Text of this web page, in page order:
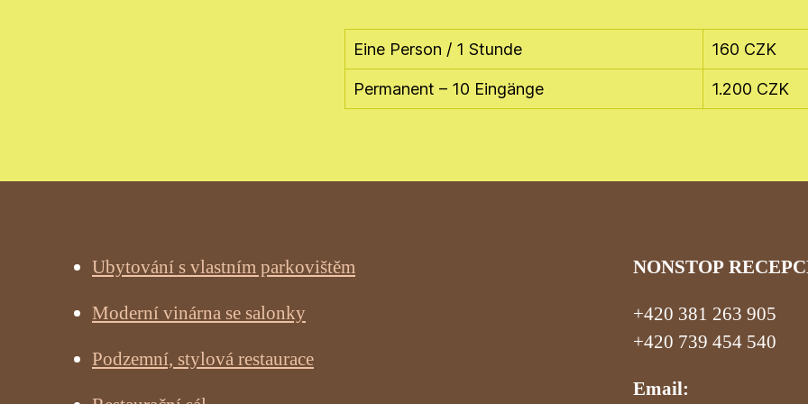
Eine Person / 1 Stunde 160 CZK
Permanent – 10 Eingänge 1.200 CZK
Ubytování s vlastním parkovištěm
Moderní vinárna se salonky
Podzemní, stylová restaurace
NONSTOP
+420 381 263 905
+420 739 454 540
Email: